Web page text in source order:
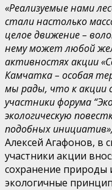
«Реализуемые нами
стали настолько
целое движение –
нему может любой
активностях акции
Камчатка – особая
мы рады, что к акции
участники форума
экологическую
подобных
Алексей Агафонов, в
участники акции
сохранение
экологичные